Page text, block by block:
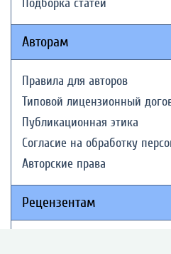
Подборка статей
Авторам
Правила для авторов
Типовой лицензионный
Публикационная этика
Согласие на обработку
Авторские права
Рецензентам